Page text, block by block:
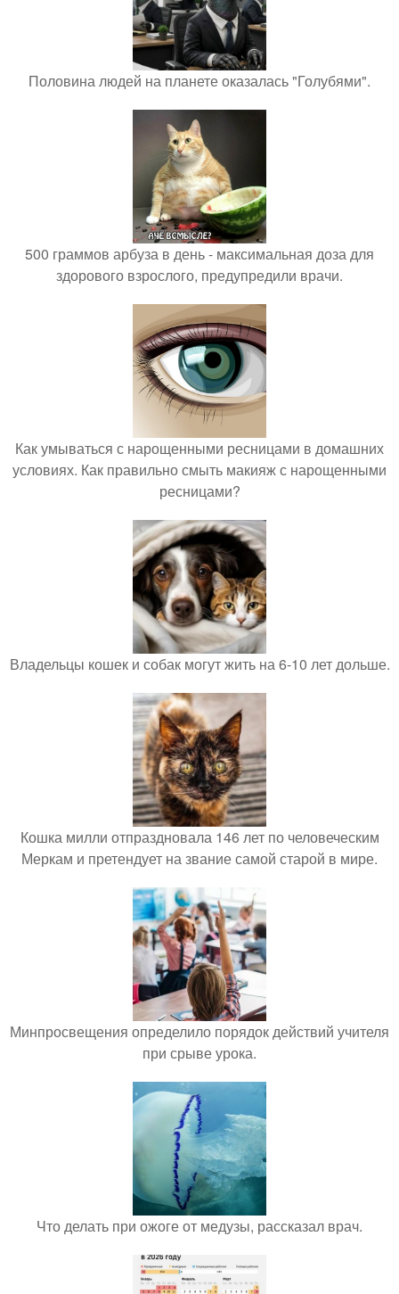
Половина людей на планете оказалась "Голубями".
500 граммов арбуза в день - максимальная доза для
здорового взрослого, предупредили врачи.
Как умываться с нарощенными ресницами в домашних
условиях. Как правильно смыть макияж с нарощенными
ресницами?
Владельцы кошек и собак могут жить на 6-10 лет дольше.
Кошка милли отпраздновала 146 лет по человеческим
Меркам и претендует на звание самой старой в мире.
Минпросвещения определило порядок действий учителя
при срыве урока.
Что делать при ожоге от медузы, рассказал врач.